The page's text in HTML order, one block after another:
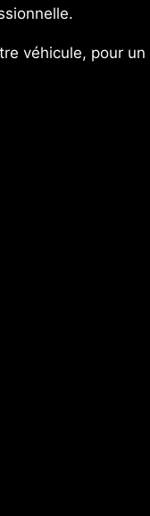
véhicule, pour un